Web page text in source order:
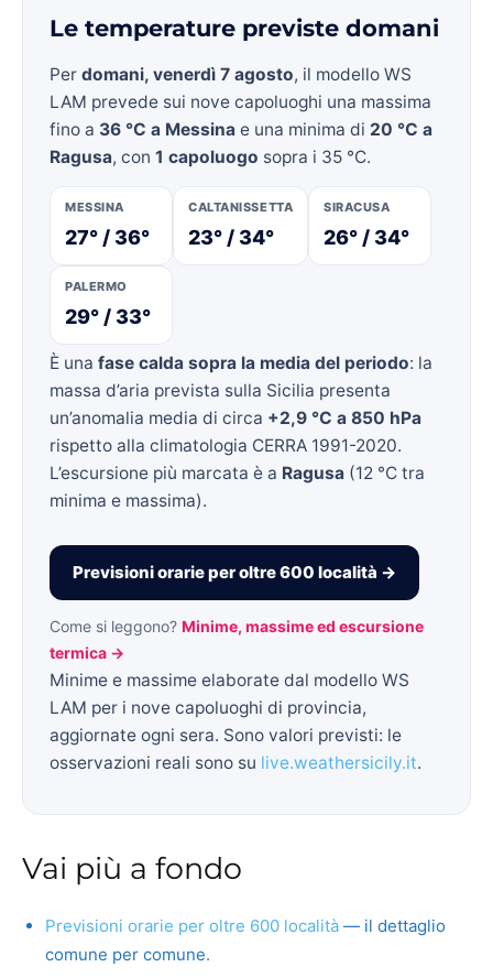
Le temperature previste domani
Per domani, venerdì 7 agosto, il modello WS
LAM prevede sui nove capoluoghi una massima
fino a 36 °C a Messina e una minima di 20 °C a
Ragusa, con 1 capoluogo sopra i 35 °C.
MESSINA
27° / 36°
CALTANISSETTA
23° / 34°
SIRACUSA
26° / 34°
PALERMO
29° / 33°
È una fase calda sopra la media del periodo: la
massa d’aria prevista sulla Sicilia presenta
un’anomalia media di circa +2,9 °C a 850 hPa
rispetto alla climatologia CERRA 1991-2020.
L’escursione più marcata è a Ragusa (12 °C tra
minima e massima).
Previsioni orarie per oltre 600 località →
Come si leggono? Minime, massime ed escursione
termica →
Minime e massime elaborate dal modello WS
LAM per i nove capoluoghi di provincia,
aggiornate ogni sera. Sono valori previsti: le
osservazioni reali sono su live.weathersicily.it.
Vai più a fondo
Previsioni orarie per oltre 600 località — il dettaglio
comune per comune.